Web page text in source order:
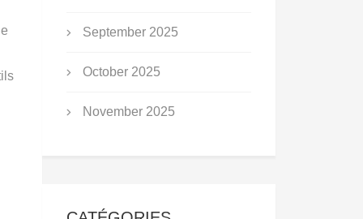
September 2025
October 2025
November 2025